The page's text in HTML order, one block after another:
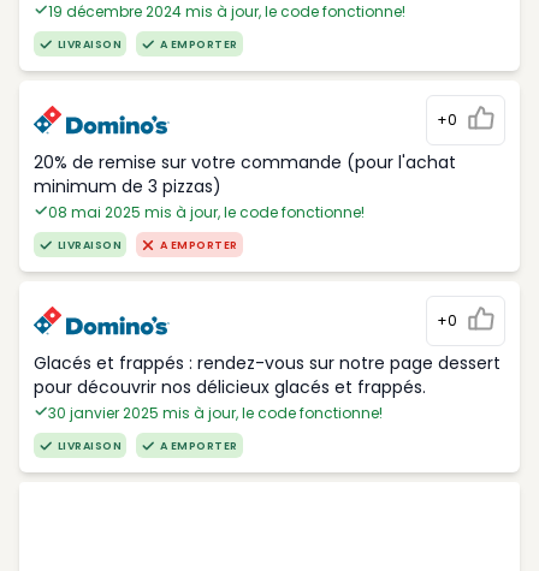
19 décembre 2024 mis à jour, le code fonctionne!
LIVRAISON A EMPORTER
+0
20% de remise sur votre commande (pour l'achat
minimum de 3 pizzas)
08 mai 2025 mis à jour, le code fonctionne!
LIVRAISON A EMPORTER
+0
Glacés et frappés : rendez-vous sur notre page dessert
pour découvrir nos délicieux glacés et frappés.
30 janvier 2025 mis à jour, le code fonctionne!
LIVRAISON A EMPORTER